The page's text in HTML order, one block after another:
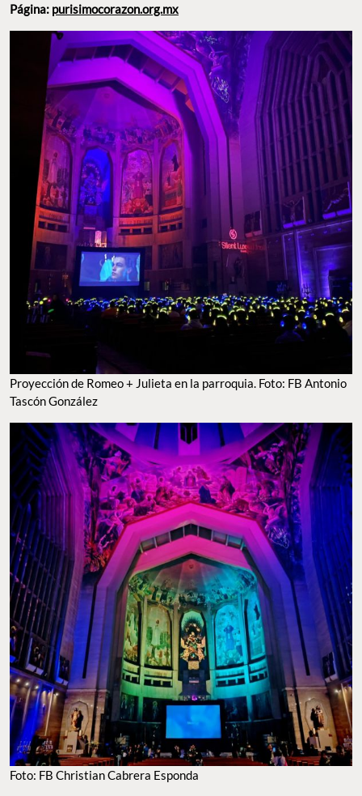
Página: purisimocorazon.org.mx
Proyección de Romeo + Julieta en la parroquia. Foto: FB Antonio
Tascón González
Foto: FB Christian Cabrera Esponda